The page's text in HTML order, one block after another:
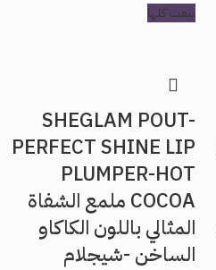
بيعت كلها
SHEGLAM POUT-
PERFECT SHINE LIP
PLUMPER-HOT
COCOA ملمع الشفاة
المثالي باللون الكاكاو
الساخن -شيجلام